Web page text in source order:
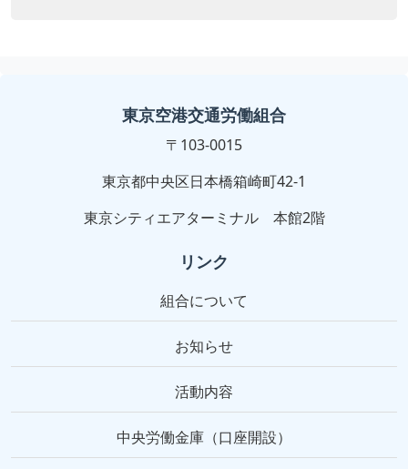
東京空港交通労働組合
〒103-0015
東京都中央区日本橋箱崎町42-1
東京シティエアターミナル 本館2階
リンク
組合について
お知らせ
活動内容
中央労働金庫（口座開設）